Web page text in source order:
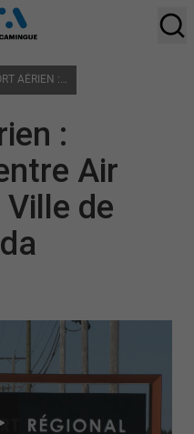
TRANSPORT AÉRIEN : DISCUSSIONS ENTRE AIR CREEBEC ET LA VILLE DE ROUYN-NORANDA
:
Air
de